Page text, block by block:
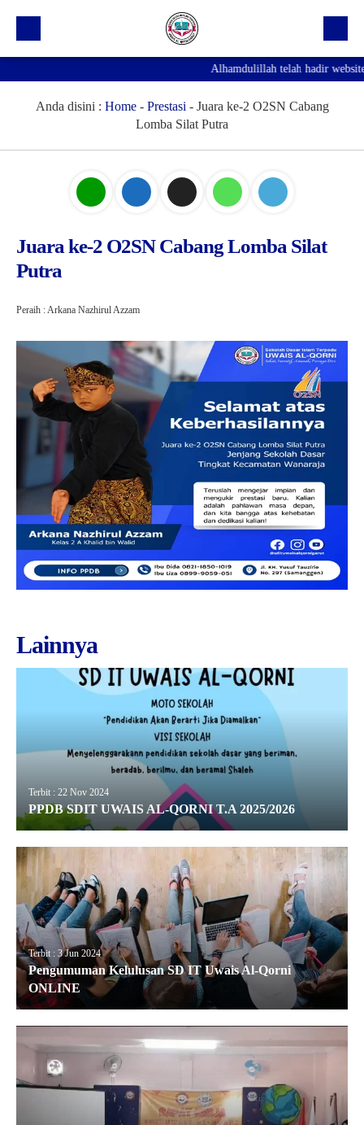
Profil Sekolah
Pengumuman
Alhamdulillah telah hadir
Anda disini : Home- Prestasi - Juara ke-2 O2SN Cabang
Lomba Silat Putra
Juara ke-2 O2SN Cabang Lomba Silat
Putra
Peraih : Arkana Nazhirul Azzam
Lainnya
Terbit : 22 Nov 2024
PPDB SDIT UWAIS AL-QORNI T.A 2025/2026
Terbit : 3 Jun 2024
Pengumuman Kelulusan SD IT Uwais Al-Qorni
ONLINE